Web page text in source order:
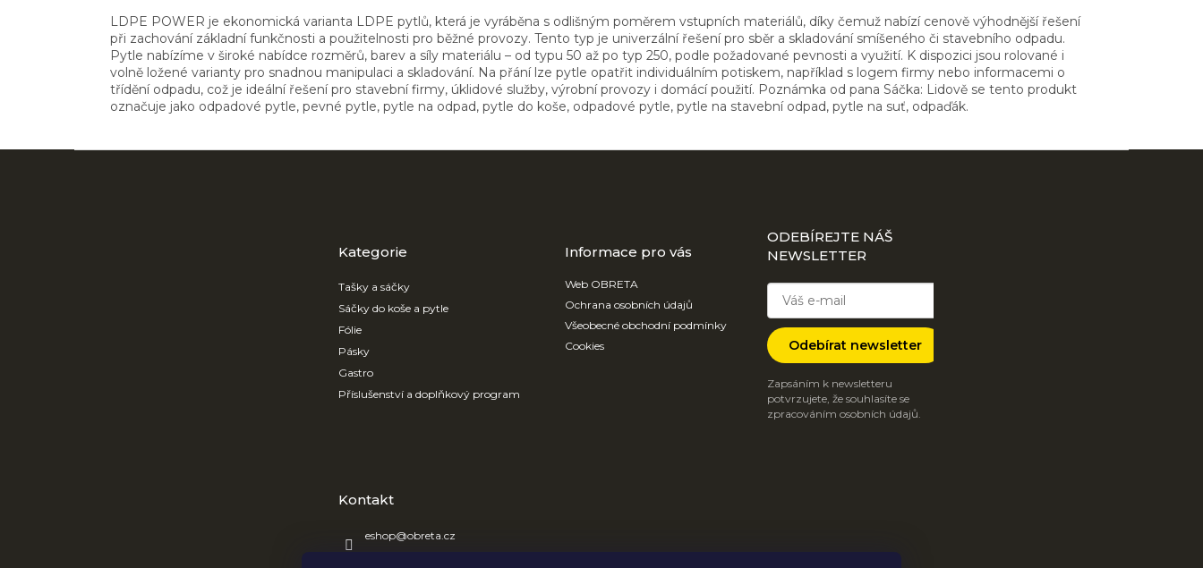
LDPE POWER je ekonomická varianta LDPE pytlů, která je vyráběna s odlišným poměrem vstupních materiálů, díky čemuž nabízí cenově výhodnější řešení
při zachování základní funkčnosti a použitelnosti pro běžné provozy. Tento typ je univerzální řešení pro sběr a skladování smíšeného či stavebního odpadu.
Pytle nabízíme v široké nabídce rozměrů, barev a síly materiálu – od typu 50 až po typ 250, podle požadované pevnosti a využití. K dispozici jsou rolované i
volně ložené varianty pro snadnou manipulaci a skladování. Na přání lze pytle opatřit individuálním potiskem, například s logem firmy nebo informacemi o
třídění odpadu, což je ideální řešení pro stavební firmy, úklidové služby, výrobní provozy i domácí použití. Poznámka od pana Sáčka: Lidově se tento produkt
označuje jako odpadové pytle, pevné pytle, pytle na odpad, pytle do koše, odpadové pytle, pytle na stavební odpad, pytle na suť, odpaďák.
kategorie
Kategorie
Tašky a sáčky
Sáčky do koše a pytle
Fólie
Pásky
Gastro
Příslušenství a doplňkový program
Informace pro vás
Web OBRETA
Ochrana osobních údajů
Všeobecné obchodní podmínky
Cookies
ODEBÍREJTE NÁŠ
NEWSLETTER
Odebírat newsletter
Zapsáním k newsletteru
potvrzujete, že souhlasíte se
zpracováním osobních údajů.
Kontakt
eshop@obreta.cz